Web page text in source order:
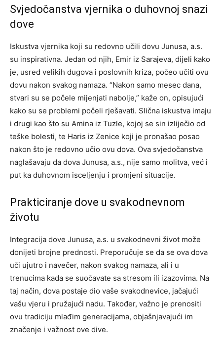
Svjedočanstva vjernika o duhovnoj snazi
dove
Iskustva vjernika koji su redovno učili dovu Junusa, a.s.
su inspirativna. Jedan od njih, Emir iz Sarajeva, dijeli kako
je, usred velikih dugova i poslovnih kriza, počeo učiti ovu
dovu nakon svakog namaza. “Nakon samo mesec dana,
stvari su se počele mijenjati nabolje,” kaže on, opisujući
kako su se problemi počeli rješavati. Slična iskustva imaju
i drugi kao što su Amina iz Tuzle, kojoj se sin izliječio od
teške bolesti, te Haris iz Zenice koji je pronašao posao
nakon što je redovno učio ovu dova. Ova svjedočanstva
naglašavaju da dova Junusa, a.s., nije samo molitva, već i
put ka duhovnom isceljenju i promjeni situacije.
Prakticiranje dove u svakodnevnom
životu
Integracija dove Junusa, a.s. u svakodnevni život može
donijeti brojne prednosti. Preporučuje se da se ova dova
uči ujutro i navečer, nakon svakog namaza, ali i u
trenucima kada se suočavate sa stresom ili izazovima. Na
taj način, dova postaje dio vaše svakodnevice, jačajući
vašu vjeru i pružajući nadu. Također, važno je prenositi
ovu tradiciju mlađim generacijama, objašnjavajući im
značenje i važnost ove dive.